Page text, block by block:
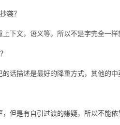
袭？
文，语义等，所以不是字完全一样
描述是最好的降重方式，其他的中
是有自引过渡的嫌疑，所以不能依